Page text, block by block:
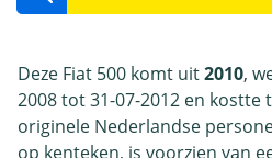
Deze Fiat 500 komt uit2010,
2008 tot 31-07-2012 en kostte
originele Nederlandse
op kenteken, is voorzien van